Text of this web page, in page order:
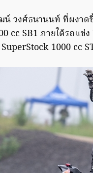
วงศ์ธนานนท์ ที่ผงาด
cc SB1 ภายใต้รถแข่
1000 cc